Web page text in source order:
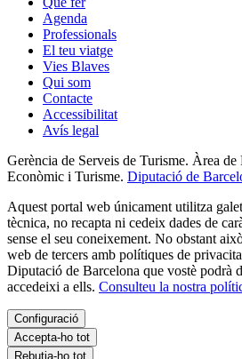
Agenda
Professionals
El teu viatge
Vies Blaves
Qui som
Contacte
Accessibilitat
Avís legal
Gerència de Serveis de Turisme. Àrea
Econòmic i Turisme. Diputació de
Aquest portal web únicament utilitza
tècnica, no recapta ni cedeix dades de
sense el seu coneixement. No obstant
web de tercers amb polítiques de
Diputació de Barcelona que vostè podrà
accedeixi a ells. Consulteu la nostra
Configuració
Accepta-ho tot
Rebutja-ho tot